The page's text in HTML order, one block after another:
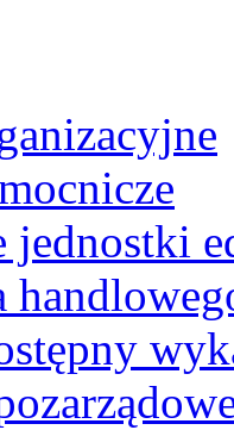
jednostki